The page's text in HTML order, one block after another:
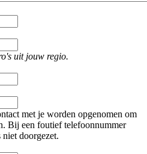
uit jouw regio.
met je worden opgenomen om
Bij een foutief telefoonnummer
niet doorgezet.